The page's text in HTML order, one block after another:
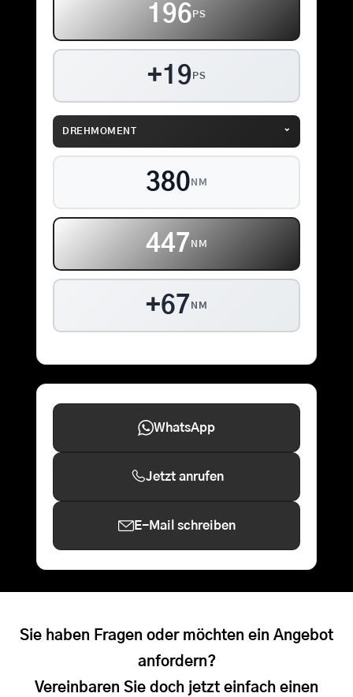
196 PS
+19 PS
DREHMOMENT ⌄
380 NM
447 NM
+67 NM
WhatsApp
Jetzt anrufen
E-Mail schreiben
Sie haben Fragen oder möchten ein Angebot
anfordern?
Vereinbaren Sie doch jetzt einfach einen